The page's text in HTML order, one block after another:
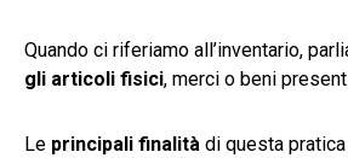
Quando ci riferiamo all’inventario,
gli articoli fisici, merci o beni
Le principali finalità di questa